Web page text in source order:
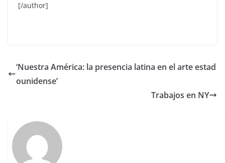
[/author]
‘Nuestra América: la presencia latina en el arte estad
ounidense’
Trabajos en NY